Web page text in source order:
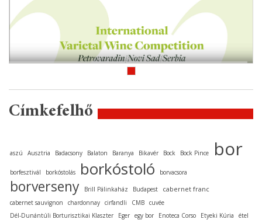
Címkefelhő
aszú Ausztria Badacsony Balaton Baranya Bikavér Bock Bock Pince bor
borfesztivál borkóstolás borkóstoló borvacsora
borverseny Brill Pálinkaház Budapest cabernet franc
cabernet sauvignon chardonnay cirfandli CMB cuvée
Dél-Dunántúli Borturisztikai Klaszter
Eger egy bor Enoteca Corso Etyeki Kúria
étel